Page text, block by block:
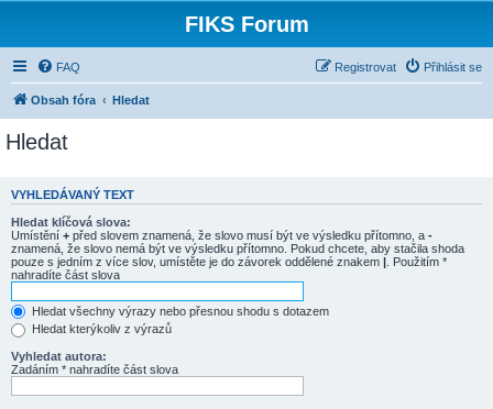
FIKS Forum
FAQ Přihlásit se
Registrovat
Obsah fóra Hledat
Hledat
VYHLEDÁVANÝ TEXT
Hledat klíčová slova:
Umístění + před slovem znamená, že slovo musí být ve výsledku přítomno, a -
znamená, že slovo nemá být ve výsledku přítomno. Pokud chcete, aby stačila shoda
pouze s jedním z více slov, umístěte je do závorek oddělené znakem | . Použitím *
nahradíte část slova
Hledat všechny výrazy nebo přesnou shodu s dotazem
Hledat kterýkoliv z výrazů
Vyhledat autora:
Zadáním * nahradíte část slova